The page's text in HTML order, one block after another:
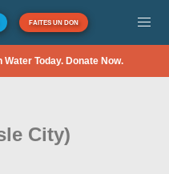
FAITES UN DON
Today. Donate Now.
City)